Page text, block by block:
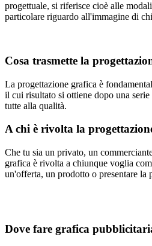
progettuale, si riferisce cioè alle
particolare riguardo all'immagine di
Cosa trasmette la
La progettazione grafica è
il cui risultato si ottiene dopo una
tutte alla qualità.
A chi è rivolta la
Che tu sia un privato, un
grafica è rivolta a chiunque voglia
un'offerta, un prodotto o presentare la
Dove fare grafica